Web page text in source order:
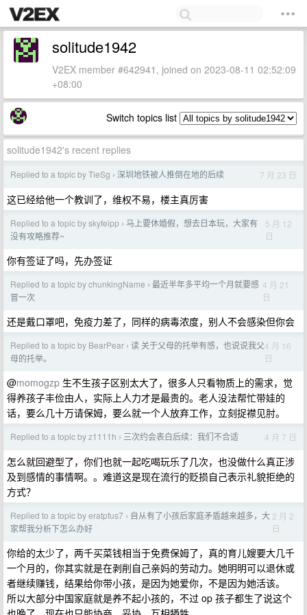
solitude1942
V2EX member #642941, joined on 2023-08-11 02:52:09
+08:00
Switch topics list
solitude1942's recent replies
Replied to a topic by TieSg › 深圳地铁被人推倒在地的后续 7 月 23 日
这已经给他一个教训了，维权不易，楼主真厉害
Replied to a topic by skyfeipp › 马上要休婚假，想去日本玩，大家有
没有攻略推荐~
5 月 12
日
你有签证了吗，先办签证
Replied to a topic by chunkingName › 最近半年多平均一个月就要感
冒一次
4 月 21
日
还是戴口罩吧，免疫力差了，同样的病毒浓度，别人不会感染但你会
Replied to a topic by BearPear › 读 关于父母的托举有感，也说说我父
母的托举。
4 月 16
日
@momogzp 生不生孩子区别太大了，很多人只看物质上的需求，觉
得养孩子丰俭由人，实际上人力才是最贵的。老人没法帮忙带娃的
话，要么几十万请保姆，要么就一个人放弃工作，立刻捉襟见肘。
Replied to a topic by z1111h › 三次约会表白后续：我们不合适 4 月 7 日
怎么就回避型了，你们也就一起吃喝玩乐了几次，也没做什么真正涉
及到感情的事情啊。。难道这是现在流行的贬损自己表示礼貌拒绝的
方式？
Replied to a topic by eratpfus7 › 自从有了小孩后家庭矛盾越来越多，大
家帮我分析下怎么办好
2 月 2
日
你给的太少了，两千买菜钱相当于免费保姆了，真的育儿嫂要大几千
一个月的，你其实就是在剥削自己亲妈的劳动力。她明明可以退休或
者继续赚钱，结果给你带小孩，是因为她爱你，不是因为她活该。
所以大部分中国家庭就是养不起小孩的，不过 op 孩子都生了说这个